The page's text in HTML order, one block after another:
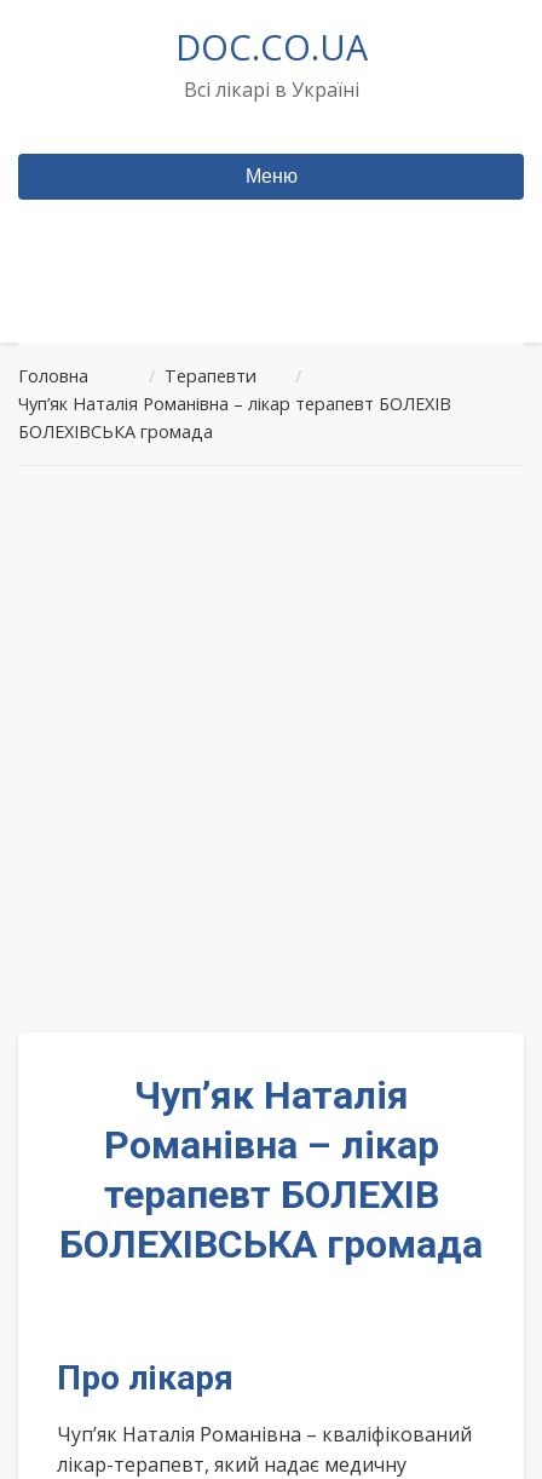
DOC.CO.UA
Всі лікарі в Україні
Меню
Головна / Терапевти
/
Чуп’як Наталія Романівна – лікар терапевт БОЛЕХІВ
БОЛЕХІВСЬКА громада
Чуп’як Наталія
Романівна – лікар
терапевт БОЛЕХІВ
БОЛЕХІВСЬКА громада
Про лікаря
Чуп’як Наталія Романівна – кваліфікований
лікар-терапевт, який надає медичну